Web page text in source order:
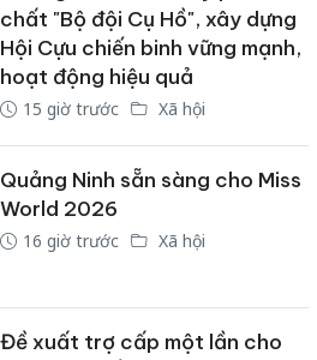
chất "Bộ đội Cụ Hồ", xây dựng
Hội Cựu chiến binh vững mạnh,
hoạt động hiệu quả
15 giờ trước Xã hội
Quảng Ninh sẵn sàng cho Miss
World 2026
16 giờ trước Xã hội
Đề xuất trợ cấp một lần cho